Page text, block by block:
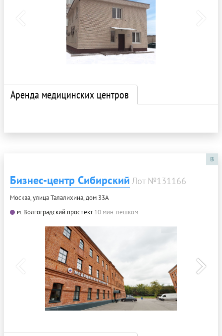
Аренда медицинских центров
B
Бизнес-центр Сибирский Лот №131166
Москва, улица Талалихина, дом 33А
м. Волгоградский проспект 10 мин. пешком